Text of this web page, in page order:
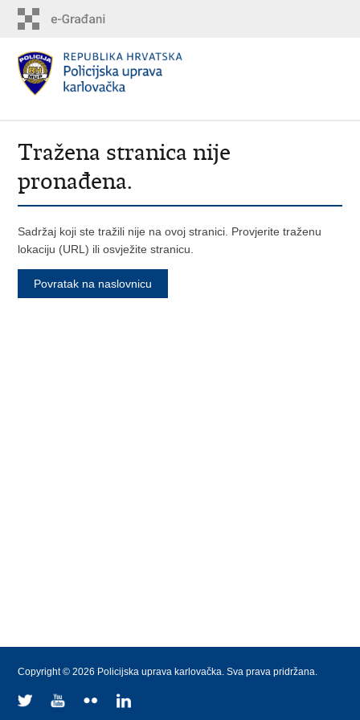
Tražena stranica nije
pronađena.
Sadržaj koji ste tražili nije na ovoj stranici. Provjerite traženu
lokaciju (URL) ili osvježite stranicu.
Povratak na naslovnicu
Copyright © 2026 Policijska uprava karlovačka. Sva prava pridržana.